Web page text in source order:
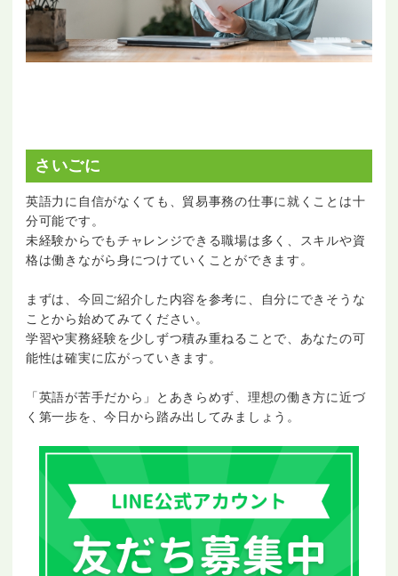
さいごに
英語力に自信がなくても、貿易事務の仕事に就くことは十
分可能です。
未経験からでもチャレンジできる職場は多く、スキルや資
格は働きながら身につけていくことができます。
まずは、今回ご紹介した内容を参考に、自分にできそうな
ことから始めてみてください。
学習や実務経験を少しずつ積み重ねることで、あなたの可
能性は確実に広がっていきます。
「英語が苦手だから」とあきらめず、理想の働き方に近づ
く第一歩を、今日から踏み出してみましょう。